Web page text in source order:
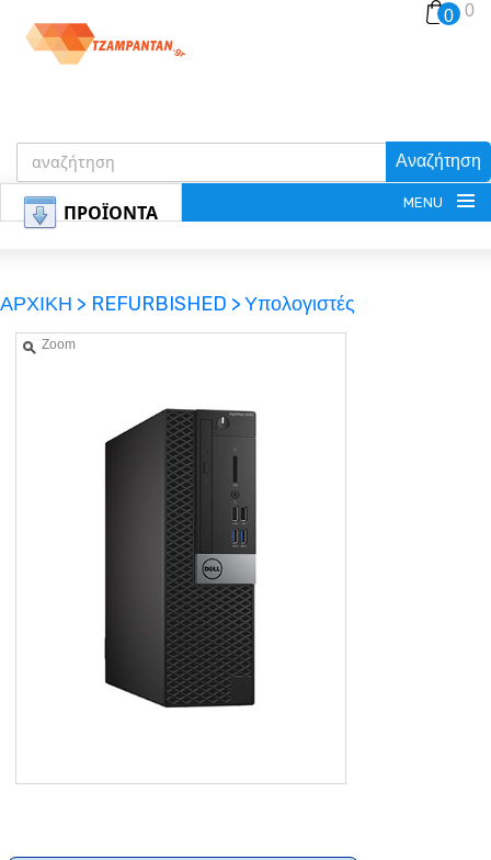
Αναζήτηση
0 0
ΠΡΟΪΟΝΤΑ MENU
ΑΡΧΙΚΗ > REFURBISHED >Υπολογιστές
Zoom